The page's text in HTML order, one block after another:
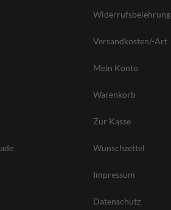
Widerrufsbelehrung
Versandkosten/-Art
Mein Konto
Warenkorb
Zur Kasse
Wunschzettel
Impressum
Datenschutz